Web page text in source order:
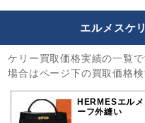
エルメスケ
ケリー買取価格実績の一覧
場合はページ下の買取価格
HERMESエル
ーフ外縫い